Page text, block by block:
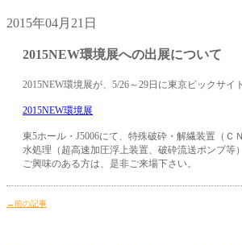
2015年04月21日
2015NEW環境展への出展について
2015NEW環境展が、5/26～29日に東京ビックサ
2015NEW環境展
東5ホール・J5006にて、特殊破砕・解繊装置（Ｃ
水処理（超高速加圧浮上装置、破砕流送ポンプ等
ご興味のある方は、是非ご来場下さい。
←前の記事